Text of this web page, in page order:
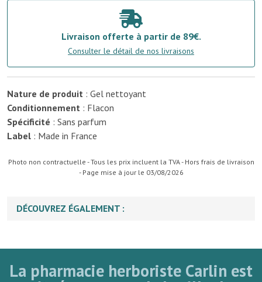
Livraison offerte à partir de 89€.
Consulter le détail de nos livraisons
Nature de produit : Gel nettoyant
Conditionnement : Flacon
Spécificité : Sans parfum
Label : Made in France
Photo non contractuelle - Tous les prix incluent la TVA - Hors frais de livraison
- Page mise à jour le 03/08/2026
DÉCOUVREZ ÉGALEMENT :
La pharmacie herboriste Carlin est